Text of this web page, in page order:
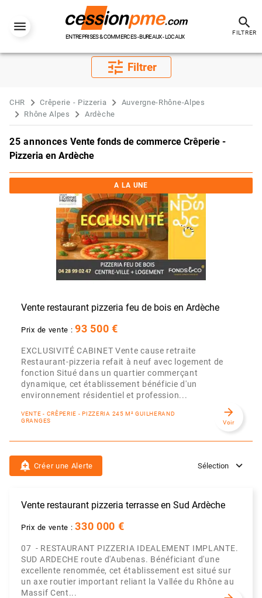
ENTREPRISES & COMMERCES - BUREAUX - LOCAUX
search
FILTRER
tune Filtrer
CHR Crêperie - Pizzeria
Auvergne-Rhône-Alpes
Rhône Alpes
Ardèche
25 annoncesVente fonds de commerce Crêperie -
Pizzeria en Ardèche
A LA UNE
Vente restaurant pizzeria feu de bois en Ardèche
Prix de vente :93 500 €
EXCLUSIVITÉ CABINET Vente cause retraite
Restaurant-pizzeria refait à neuf avec logement de
fonction Situé dans un quartier commerçant
dynamique, cet établissement bénéficie d'un
environnement résidentiel et profession...
VENTE - CRÊPERIE - PIZZERIA 245 M² GUILHERAND
GRANGES
arrow_forward
Voir
add_alert Créer une Alerte Sélection
Vente restaurant pizzeria terrasse en Sud Ardèche
Prix de vente :330 000 €
07 - RESTAURANT PIZZERIA IDEALEMENT IMPLANTE.
SUD ARDECHE route d'Aubenas. Bénéficiant d'une
excellente renommée, cet établissement est situé sur
un axe routier important reliant la Vallée du Rhône au
Massif Cent...